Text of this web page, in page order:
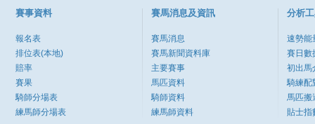
賽事資料
報名表
排位表(本地)
賠率
賽果
騎師分場表
練馬師分場表
賽馬消息及資訊
賽馬消息
賽馬新聞資料庫
主要賽事
馬匹資料
騎師資料
練馬師資料
分析
速勢能
賽日數
初出馬
騎練配
馬匹搬
貼士指